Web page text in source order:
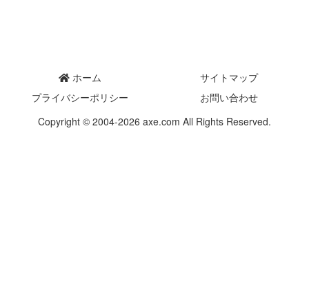
ホーム
サイトマップ
プライバシーポリシー
お問い合わせ
Copyright © 2004-2026 axe.com All Rights Reserved.